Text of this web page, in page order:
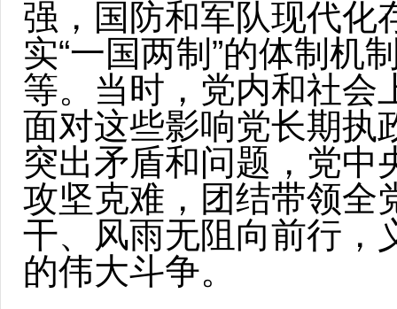
强，国防和军队现代化
实“一国两制”的体制机
等。当时，党内和社会
面对这些影响党长期执
突出矛盾和问题，党中
攻坚克难，团结带领全
干、风雨无阻向前行，
的伟大斗争。